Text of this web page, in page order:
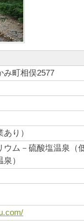
み町相俣2577
り）
ウム－硫酸塩温泉（
）